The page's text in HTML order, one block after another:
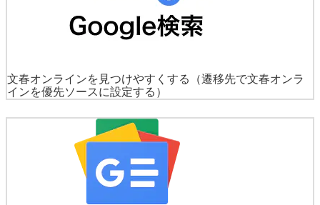
文春オンラインを見つけやすくする
（遷移先で文春オンラ
インを優先ソースに設定する）